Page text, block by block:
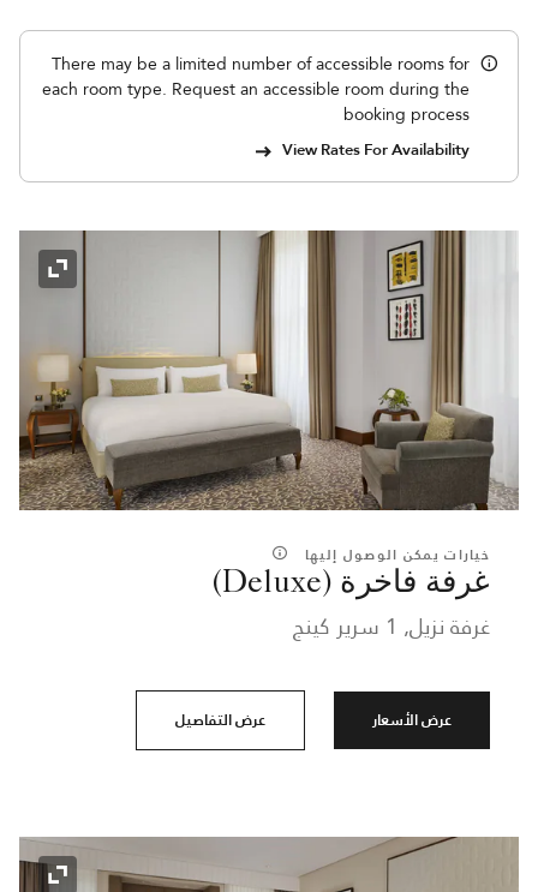
There may be a limited number of accessible rooms for
each room type. Request an accessible room during the
booking process
View Rates For Availability
رمز
خيارات يمكن الوصول إليها
غرفة فاخرة (Deluxe)
غرفة نزيل, 1 سرير كينج
عرض الأسعار عرض التفاصيل